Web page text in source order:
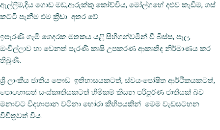
ඇල්ලීම,දිය ගොඩ මඩ,ආරුක්කු කෝච්චිය, මෝල්ගහේ දළුව කැඩීම, ගස්
කට්ටි පැනීම එම ක්‍රිඩා අතර වේ.
ඉපැරණි ගැමි ගෙදරක මතකය යළි සිහිගන්වමින් වී බිස්ස, පැල,
ඔංචිල්ලාව හා වෙනත් පැරණි කෘෂි උපකරණ ආකෘතිද නිර්මාණය කර
තිබුණි.
ශ්‍රි ලාංකීය ජාතිය පෞඩ ඉතිහාසයකටත්, ස්වයංපෝෂිත ආර්ථිකයකටත්,
පොහොසත් සංස්කෘතියකටත් හිමිකම් කියන පරිපූර්ණ ජාතියක් බව
මනාවට විදහාපාන වටිනා හෝරා කිහිපයකින් මෙම වැඩසටහන
විචිත්‍රවත් විය.